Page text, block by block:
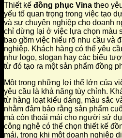
Thiết kế đồng phục Vina theo
yếu tố quan trọng trong việc tạo
và sự chuyên nghiệp cho doanh
chỉ dừng lại ở việc lựa chọn màu
bao gồm việc hiểu rõ nhu cầu và
nghiệp. Khách hàng có thể yêu
như logo, slogan hay các biểu
từ đó tạo ra một sản phẩm đồng
Một trong những lợi thế lớn của
yêu cầu là khả năng tùy chỉnh.
từ hàng loạt kiểu dáng, màu sắc
nhằm đảm bảo rằng sản phẩm
mà còn thoải mái cho người sử
công nghệ có thể chọn thiết kế
mái, trong khi một doanh nghiệp